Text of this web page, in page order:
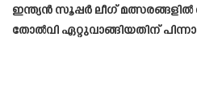
ഇന്ത്യൻ സൂപ്പർ ലീഗ് മത്സരങ്ങളിൽ
തോൽവി ഏറ്റുവാങ്ങിയതിന്